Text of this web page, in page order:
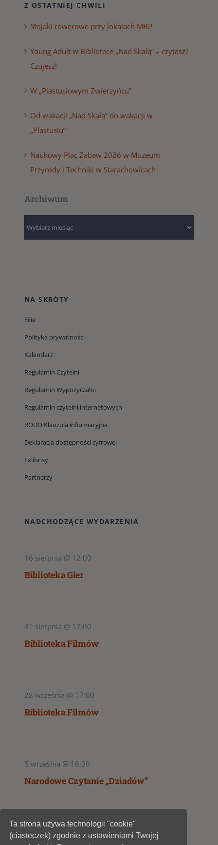
Z OSTATNIEJ CHWILI
Stojaki rowerowe przy lokalach MBP
Young Adult w Bibliotece „Nad Skałą” – czytasz?
Czujesz!
W „Plastusiowym Zwierzyńcu”
Od wakacji „Nad Skałą” do wakacji w
„Plastusiu”
Naukowy Plac Zabaw 2026 w Muzeum
Przyrody i Techniki w Starachowicach
Archiwum
NA SKRÓTY
Filie
Polityka prywatności
Kalendarz
Regulamin Czytelni
Regulamin Wypożyczalni
Regulamin czytelni internetowych
RODO Klauzula informacyjna
Deklaracja dostępności cyfrowej
Exlibrisy
Partnerzy
NADCHODZĄCE WYDARZENIA
16 sierpnia @ 12:00
Biblioteka Gier
31 sierpnia @ 17:00
Biblioteka Filmów
28 września @ 17:00
Biblioteka Filmów
5 września @ 16:00
Narodowe Czytanie „Dziadów”
1
Ta strona używa technologii "cookie"
(ciasteczek) zgodnie z ustawieniami Twojej